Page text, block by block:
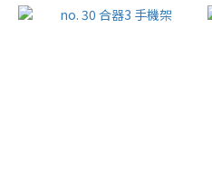
(1)